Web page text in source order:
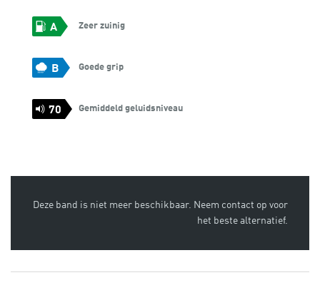
A Zeer zuinig
B Goede grip
70 Gemiddeld geluidsniveau
Deze band is niet meer beschikbaar. Neem contact op voor
het beste alternatief.